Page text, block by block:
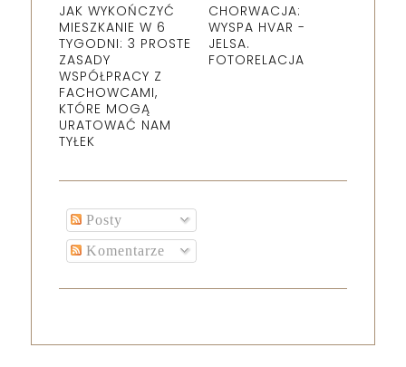
JAK WYKOŃCZYĆ
MIESZKANIE W 6
TYGODNI: 3 PROSTE
ZASADY
WSPÓŁPRACY Z
FACHOWCAMI,
KTÓRE MOGĄ
URATOWAĆ NAM
TYŁEK
CHORWACJA:
WYSPA HVAR -
JELSA.
FOTORELACJA
Posty
Komentarze